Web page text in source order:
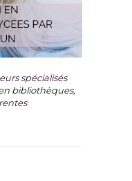
spécialisés
bibliothèques,